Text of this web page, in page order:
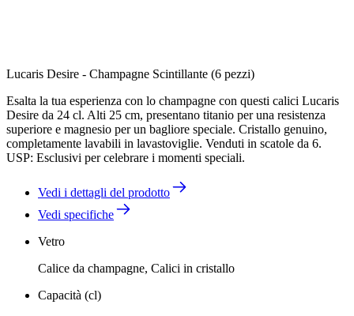
Lucaris Desire - Champagne Scintillante (6 pezzi)
Esalta la tua esperienza con lo champagne con questi calici Lucaris
Desire da 24 cl. Alti 25 cm, presentano titanio per una resistenza
superiore e magnesio per un bagliore speciale. Cristallo genuino,
completamente lavabili in lavastoviglie. Venduti in scatole da 6.
USP: Esclusivi per celebrare i momenti speciali.
Vedi i dettagli del prodotto
Vedi specifiche
Vetro
Calice da champagne, Calici in cristallo
Capacità (cl)